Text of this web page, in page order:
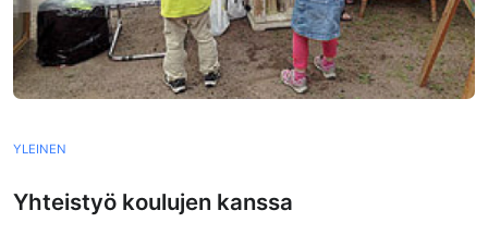
YLEINEN
Yhteistyö koulujen kanssa